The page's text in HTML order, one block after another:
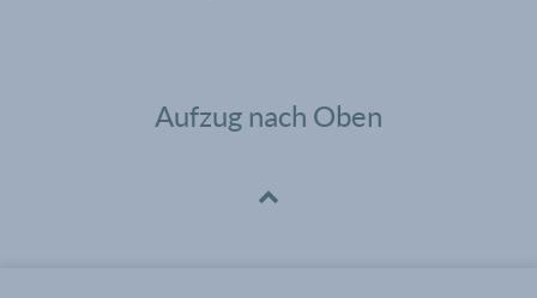
Aufzug nach Oben